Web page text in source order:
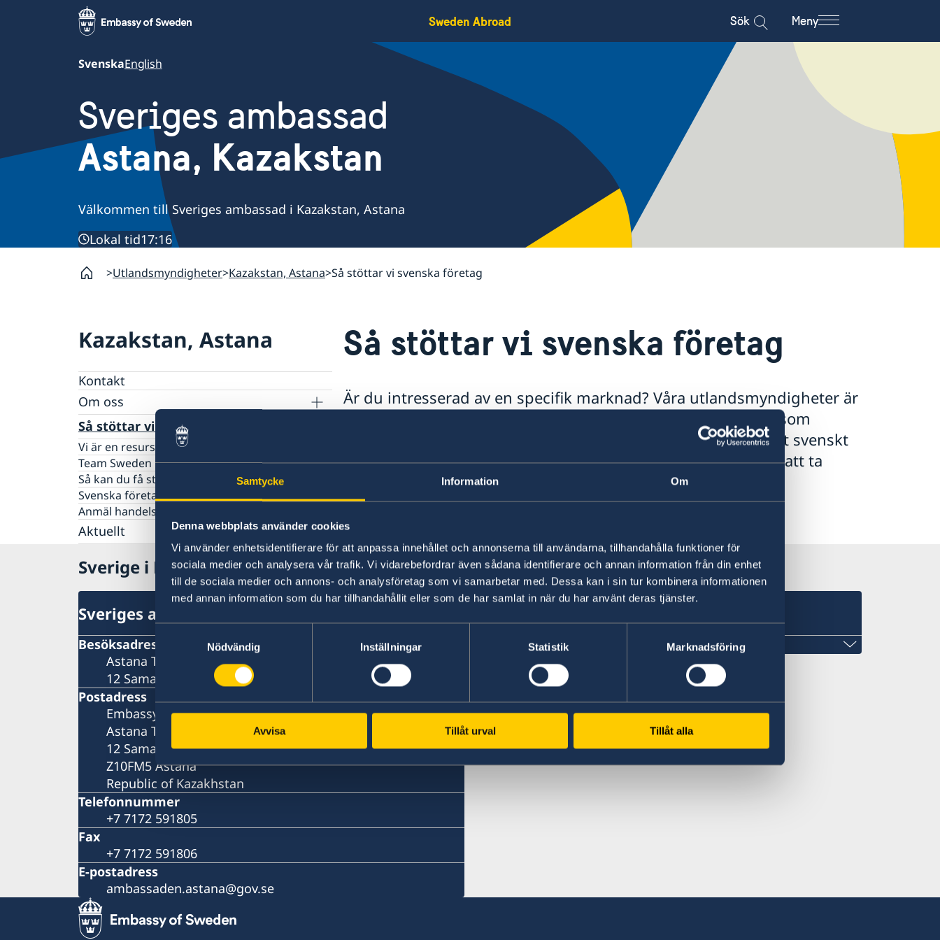
Samtycke Information Om
Denna webbplats använder cookies
Vi använder enhetsidentifierare för att anpassa innehållet och annonserna till användarna, tillhandahålla funktioner för
sociala medier och analysera vår trafik. Vi vidarebefordrar även sådana identifierare och annan information från din enhet
till de sociala medier och annons- och analysföretag som vi samarbetar med. Dessa kan i sin tur kombinera informationen
med annan information som du har tillhandahållit eller som de har samlat in när du har använt deras tjänster.
Nödvändig
Inställningar Statistik Marknadsföring
Avvisa Tillåt urval Tillåt alla
Sweden Abroad Sök Meny
SvenskaEnglish
Sveriges ambassad
Astana, Kazakstan
Välkommen till Sveriges ambassad i Kazakstan, Astana
Lokal tid17:16
Utlandsmyndigheter Kazakstan, Astana Så stöttar vi svenska företag
Kazakstan, Astana
Kontakt
Om oss
Ambassadens personal
GDPR
Så stöttar vi svenska företag
Vi är en resurs för svenska företag
Team Sweden
Så kan du få stöd
Svenska företag i Kazakstan
Anmäl handelshinder
Aktuellt
Regeringens prioriteringar i
utrikesdeklarationen 2026
Handel
Så stöttar vi svenska företag
Är du intresserad av en specifik marknad? Våra utlandsmyndigheter är
ett globalt nätverk som består av ambassader och konsulat som
öppnar dörrar, skapar kontakter och guidar dig rätt. Är du ett svenskt
företag som behöver hjälp? Här hittar du allt du behöver för att ta
nästa steg – enkelt och samlat.
Sverige i Kazakstan
Sveriges ambassad
Besöksadress
Astana Tower 17th floor
12 Samal Microdistrict
Postadress
Embassy of Sweden
Astana Tower 17th floor
12 Samal Microdistrict
Z10FM5 Astana
Republic of Kazakhstan
Telefonnummer
+7 7172 591805
Fax
+7 7172 591806
E-postadress
ambassaden.astana@gov.se
Tel.